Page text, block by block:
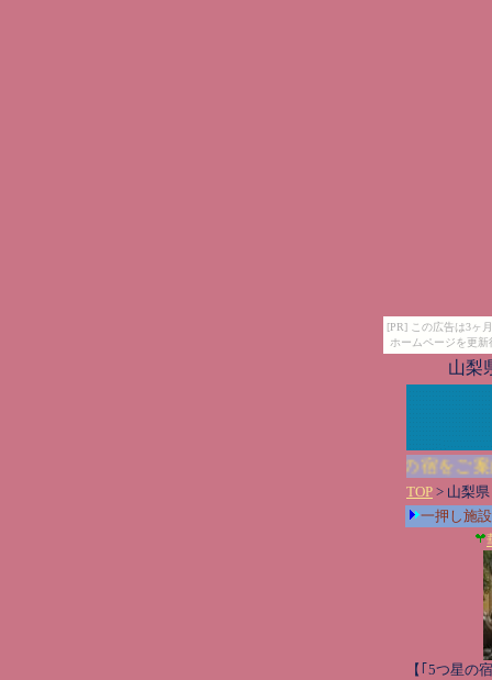
[PR] この広告は3ヶ
ホームページを更
山梨
自家源泉を楽しめる施設中心の山梨県で人気の宿をご案内
TOP > 山梨県
一押し施設
【｢5つ星の